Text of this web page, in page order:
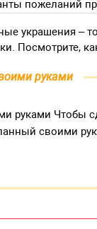
украшения –
Посмотрите,
руками
руками Чтобы
своими